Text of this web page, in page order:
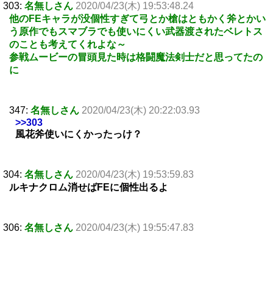
303: 名無しさん 2020/04/23(木) 19:53:48.24
他のFEキャラが没個性すぎて弓とか槍はともかく斧とかい
う原作でもスマブラでも使いにくい武器渡されたベレトス
のことも考えてくれよな～
参戦ムービーの冒頭見た時は格闘魔法剣士だと思ってたの
に
347: 名無しさん 2020/04/23(木) 20:22:03.93
>>303
風花斧使いにくかったっけ？
304: 名無しさん 2020/04/23(木) 19:53:59.83
ルキナクロム消せばFEに個性出るよ
306: 名無しさん 2020/04/23(木) 19:55:47.83